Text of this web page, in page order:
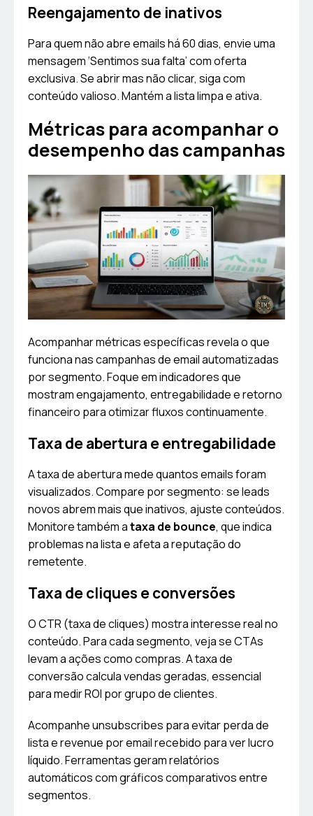
Reengajamento de inativos
Para quem não abre emails há 60 dias, envie uma
mensagem ‘Sentimos sua falta’ com oferta
exclusiva. Se abrir mas não clicar, siga com
conteúdo valioso. Mantém a lista limpa e ativa.
Métricas para acompanhar o
desempenho das campanhas
Acompanhar métricas específicas revela o que
funciona nas campanhas de email automatizadas
por segmento. Foque em indicadores que
mostram engajamento, entregabilidade e retorno
financeiro para otimizar fluxos continuamente.
Taxa de abertura e entregabilidade
A taxa de abertura mede quantos emails foram
visualizados. Compare por segmento: se leads
novos abrem mais que inativos, ajuste conteúdos.
Monitore também ataxa de bounce, que indica
problemas na lista e afeta a reputação do
remetente.
Taxa de cliques e conversões
O CTR (taxa de cliques) mostra interesse real no
conteúdo. Para cada segmento, veja se CTAs
levam a ações como compras. A taxa de
conversão calcula vendas geradas, essencial
para medir ROI por grupo de clientes.
Acompanhe unsubscribes para evitar perda de
lista e revenue por email recebido para ver lucro
líquido. Ferramentas geram relatórios
automáticos com gráficos comparativos entre
segmentos.